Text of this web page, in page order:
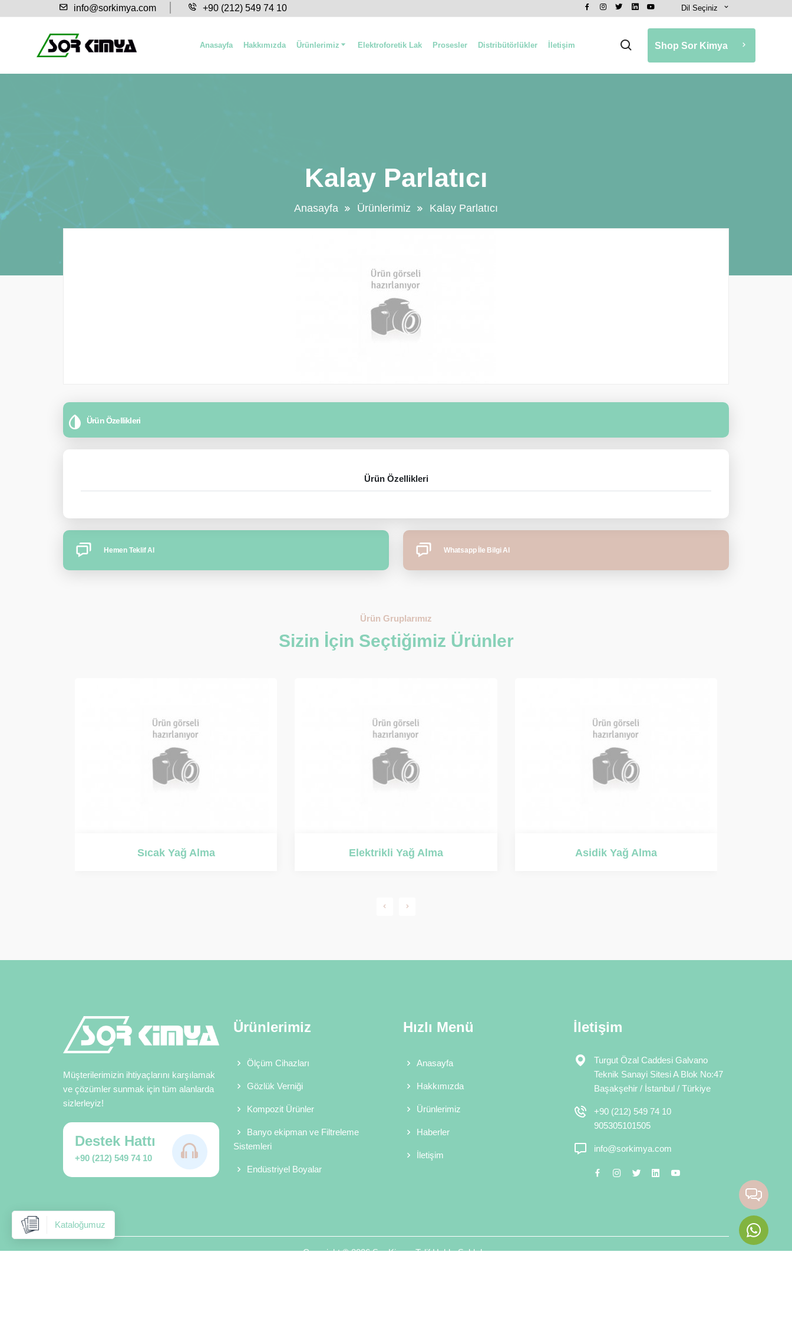
info@sorkimya.com +90 (212) 549 74 10 Dil Seçiniz
Anasayfa Hakkımızda Ürünlerimiz Elektroforetik Lak Prosesler Distribütörlükler İletişim Shop Sor Kimya
Kalay Parlatıcı
Anasayfa Ürünlerimiz Kalay Parlatıcı
Ürün Özellikleri
Ürün Özellikleri
Hemen Teklif Al Whatsapp İle Bilgi Al
Ürün Gruplarımız
Sizin İçin Seçtiğimiz Ürünler
Elektrikli Yağ Alma Asidik Yağ Alma Ultrasonik Yağ Alma
Müşterilerimizin ihtiyaçlarını karşılamak
ve çözümler sunmak için tüm alanlarda
sizlerleyiz!
Destek Hattı
+90 (212) 549 74 10
Ürünlerimiz
Ölçüm Cihazları
Gözlük Verniği
Kompozit Ürünler
Banyo ekipman ve Filtreleme
Sistemleri
Endüstriyel Boyalar
Hızlı Menü
Anasayfa
Hakkımızda
Ürünlerimiz
Haberler
İletişim
İletişim
Turgut Özal Caddesi Galvano
Teknik Sanayi Sitesi A Blok No:47
Başakşehir / İstanbul / Türkiye
+90 (212) 549 74 10
905305101505
info@sorkimya.com
Copyright © 2026 Sor Kimya Telif Hakkı Saklıdır.
Kataloğumuz